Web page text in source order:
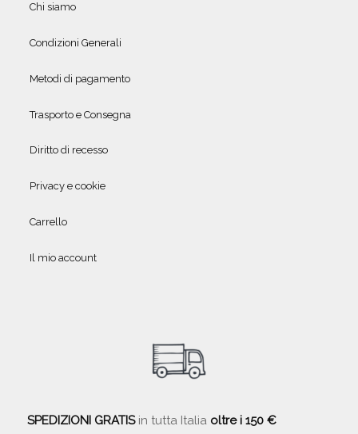
Chi siamo
Condizioni Generali
Metodi di pagamento
Trasporto e Consegna
Diritto di recesso
Privacy e cookie
Carrello
Il mio account
SPEDIZIONI GRATISin tutta Italia oltre i 150 €